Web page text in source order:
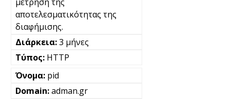
αποτελεσματικότητας της
διαφήμισης.
3 μήνες
HTTP
pid
adman.gr